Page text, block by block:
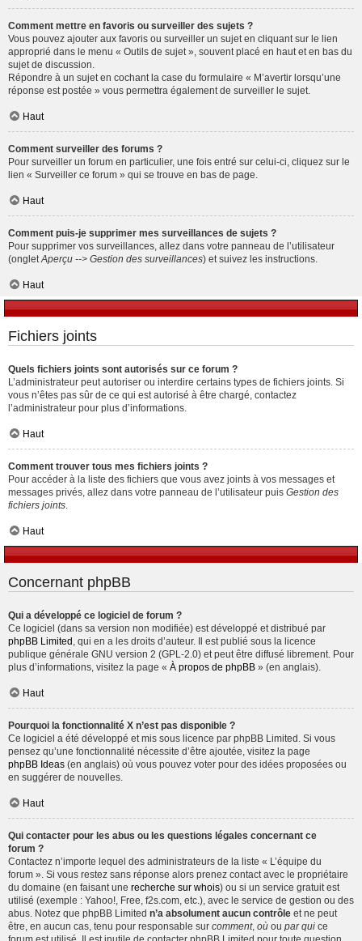
Comment mettre en favoris ou surveiller des sujets ?
Vous pouvez ajouter aux favoris ou surveiller un sujet en cliquant sur le lien
approprié dans le menu « Outils de sujet », souvent placé en haut et en bas du
sujet de discussion.
Répondre à un sujet en cochant la case du formulaire « M’avertir lorsqu’une
réponse est postée » vous permettra également de surveiller le sujet.
Haut
Comment surveiller des forums ?
Pour surveiller un forum en particulier, une fois entré sur celui-ci, cliquez sur le
lien « Surveiller ce forum » qui se trouve en bas de page.
Haut
Comment puis-je supprimer mes surveillances de sujets ?
Pour supprimer vos surveillances, allez dans votre panneau de l’utilisateur
(onglet Aperçu --> Gestion des surveillances) et suivez les instructions.
Haut
Fichiers joints
Quels fichiers joints sont autorisés sur ce forum ?
L’administrateur peut autoriser ou interdire certains types de fichiers joints. Si
vous n’êtes pas sûr de ce qui est autorisé à être chargé, contactez
l’administrateur pour plus d’informations.
Haut
Comment trouver tous mes fichiers joints ?
Pour accéder à la liste des fichiers que vous avez joints à vos messages et
messages privés, allez dans votre panneau de l’utilisateur puis Gestion des
fichiers joints
Haut
Concernant phpBB
Qui a développé ce logiciel de forum ?
Ce logiciel (dans sa version non modifiée) est développé et distribué par
phpBB Limited , qui en a les droits d’auteur. Il est publié sous la licence
publique générale GNU version 2 (GPL-2.0) et peut être diffusé librement. Pour
plus d’informations, visitez la page « À propos de phpBB » (en anglais).
Haut
Pourquoi la fonctionnalité X n’est pas disponible ?
Ce logiciel a été développé et mis sous licence par phpBB Limited. Si vous
pensez qu’une fonctionnalité nécessite d’être ajoutée, visitez la page
phpBB Ideas (en anglais) où vous pouvez voter pour des idées proposées ou
en suggérer de nouvelles.
Haut
Qui contacter pour les abus ou les questions légales concernant ce
forum ?
Contactez n’importe lequel des administrateurs de la liste « L’équipe du
forum ». Si vous restez sans réponse alors prenez contact avec le propriétaire
du domaine (en faisant une recherche sur whois) ou si un service gratuit est
utilisé (exemple : Yahoo!, Free, f2s.com, etc.), avec le service de gestion ou des
abus. Notez que phpBB Limited n’a absolument aucun contrôle et ne peut
être, en aucun cas, tenu pour responsable sur comment, où ou par qui ce